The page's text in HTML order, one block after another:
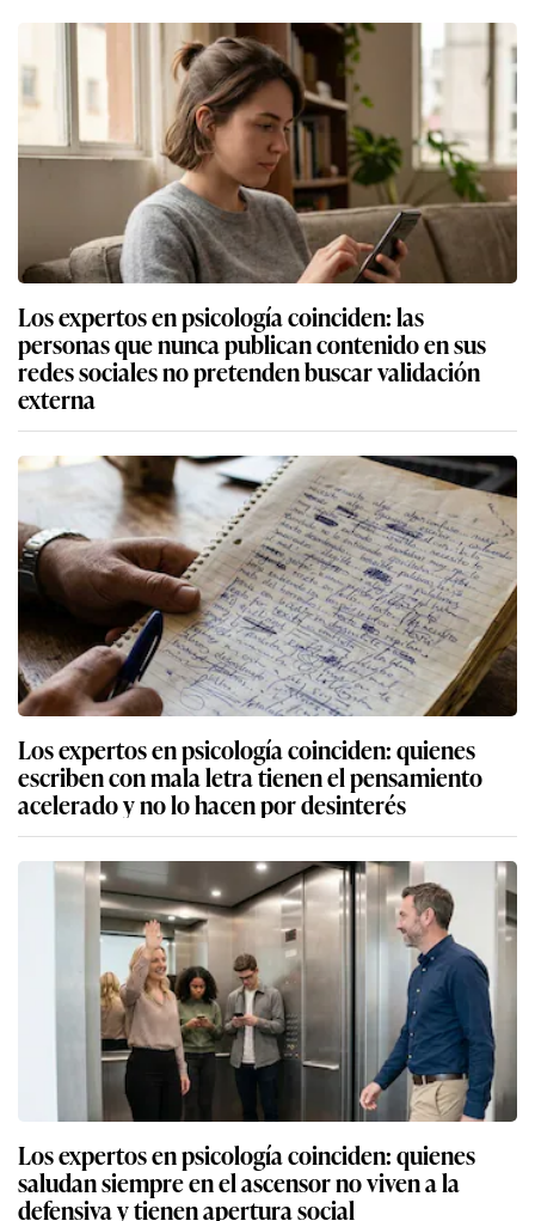
Los expertos en psicología coinciden: las
personas que nunca publican contenido en sus
redes sociales no pretenden buscar validación
externa
Los expertos en psicología coinciden: quienes
escriben con mala letra tienen el pensamiento
acelerado y no lo hacen por desinterés
Los expertos en psicología coinciden: quienes
saludan siempre en el ascensor no viven a la
defensiva y tienen apertura social